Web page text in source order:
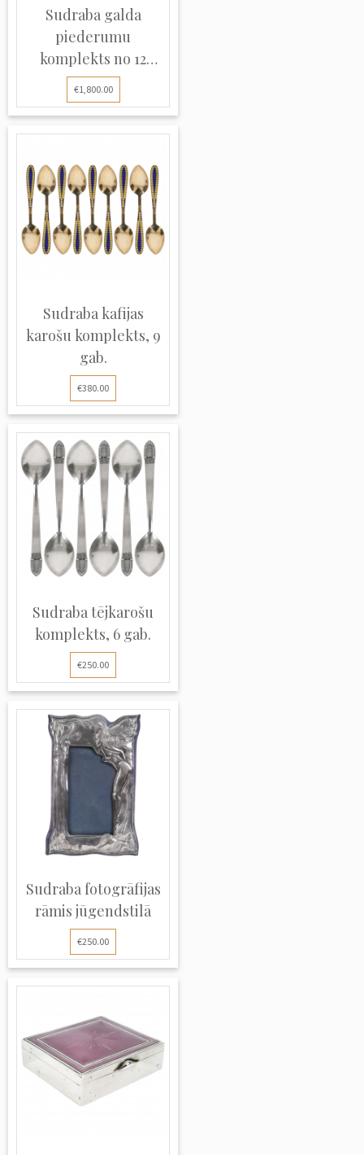
Sudraba galda
piederumu
komplekts no 12
priek...
€1,800.00
Sudraba kafijas
karošu komplekts, 9
gab.
€380.00
Sudraba tējkarošu
komplekts, 6 gab.
€250.00
Sudraba fotogrāfijas
rāmis jūgendstilā
€250.00